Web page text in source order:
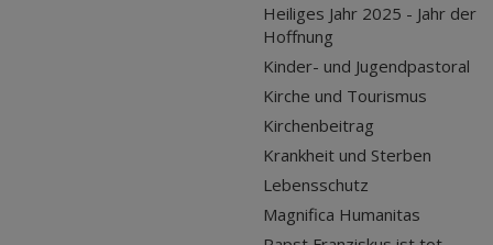
Heiliges Jahr 2025 - Jahr der
Hoffnung
Kinder- und Jugendpastoral
Kirche und Tourismus
Kirchenbeitrag
Krankheit und Sterben
Lebensschutz
Magnifica Humanitas